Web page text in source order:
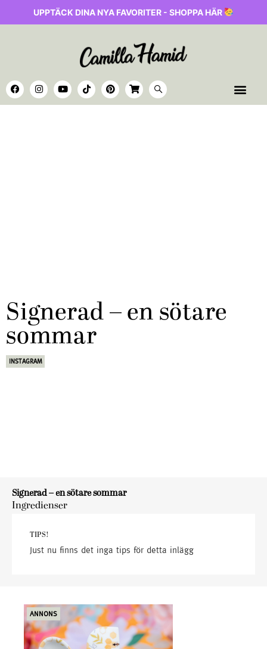
UPPTÄCK DINA NYA FAVORITER - SHOPPA HÄR
Signerad – en sötare
sommar
INSTAGRAM
Signerad – en sötare sommar
Ingredienser
TIPS!
Just nu finns det inga tips för detta inlägg
ANNONS